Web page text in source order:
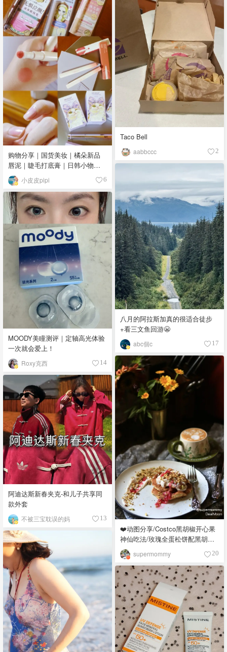
购物分享｜国货美妆｜橘朵新品
唇泥｜睫毛打底膏｜日韩小物｜
眼线笔｜美甲DIY💅
小皮皮pipi 6
Taco Bell
aabbccc 2
八月的阿拉斯加真的很适合徒步
+看三文鱼回游😬
abc個c 17
MOODY美瞳测评｜定轴高光体验
一次就会爱上！
Roxy克西 14
❤️动图分享/Costco黑胡椒开心果
神仙吃法/玫瑰全蛋松饼配黑胡椒
开心果碎太惊艳😍
supermommy 20
阿迪达斯新春夹克-和儿子共享同
款外套
不被三宝耽误的妈 13